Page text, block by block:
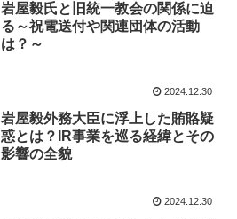
岩屋毅氏と旧統一教会の関係に迫
る～祝電送付や関連団体の活動
は？～
2024.12.30
岩屋毅外務大臣に浮上した賄賂疑
惑とは？IR事業を巡る経緯とその
影響の全貌
2024.12.30